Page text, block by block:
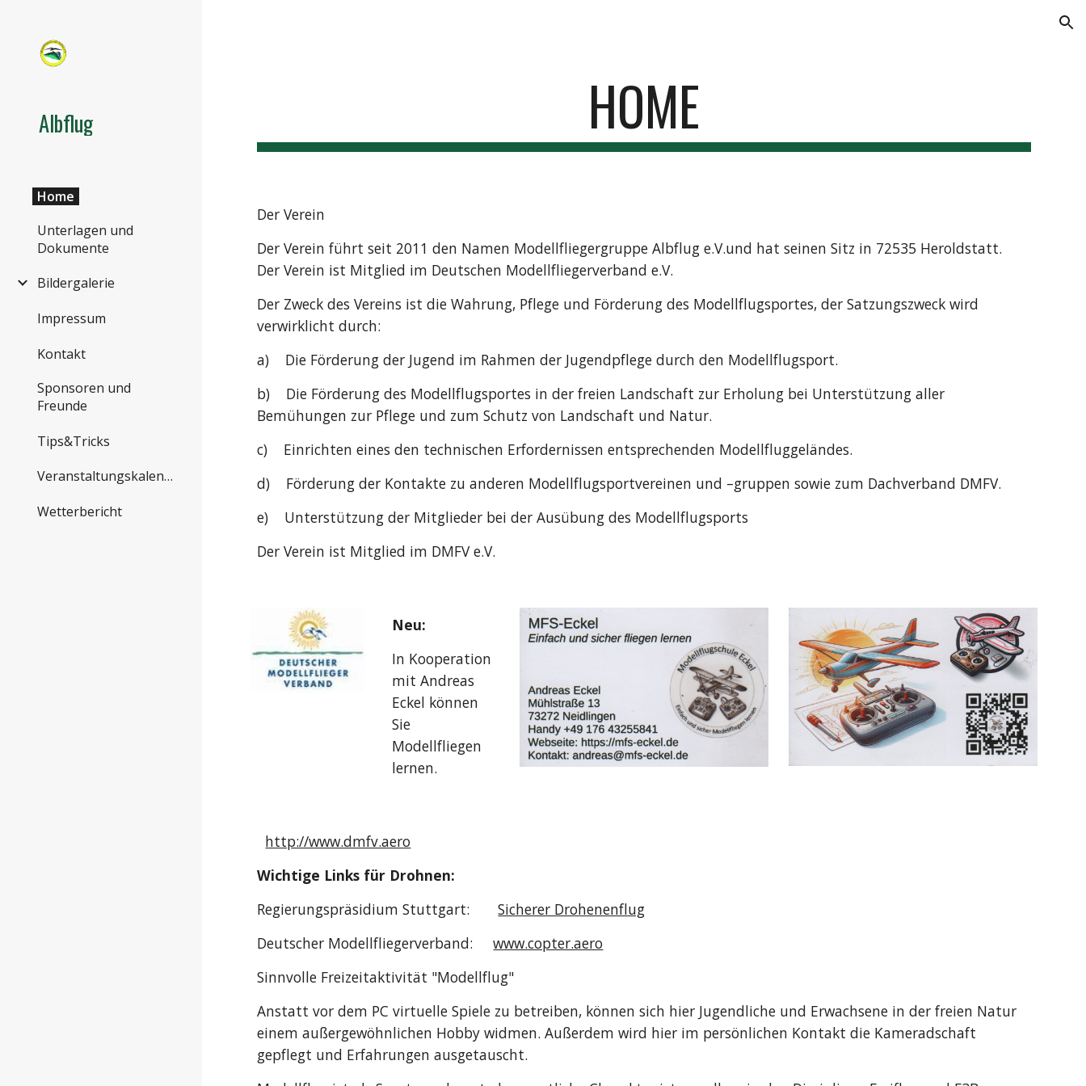
Albflug
Home
Unterlagen und
Dokumente
Bildergalerie
Impressum
Kontakt
Sponsoren und
Freunde
Tips&Tricks
Veranstaltungskalender
Wetterbericht
HOME
Der Verein
Der Verein führt seit 2011 den Namen Modellfliegergruppe Albflug e.V.und hat seinen Sitz in 72535 Heroldstatt.
Der Verein ist Mitglied im Deutschen Modellfliegerverband e.V.
Der Zweck des Vereins ist die Wahrung, Pflege und Förderung des Modellflugsportes, der Satzungszweck wird
verwirklicht durch:
a) Die Förderung der Jugend im Rahmen der Jugendpflege durch den Modellflugsport.
b) Die Förderung des Modellflugsportes in der freien Landschaft zur Erholung bei Unterstützung aller
Bemühungen zur Pflege und zum Schutz von Landschaft und Natur.
c) Einrichten eines den technischen Erfordernissen entsprechenden Modellfluggeländes.
d) Förderung der Kontakte zu anderen Modellflugsportvereinen und –gruppen sowie zum Dachverband DMFV.
e) Unterstützung der Mitglieder bei der Ausübung des Modellflugsports
Der Verein ist Mitglied im DMFV e.V.
Neu:
In Kooperation
mit Andreas
Eckel können
Sie
Modellfliegen
lernen.
http://www.dmfv.aero
Wichtige Links für Drohnen:
Regierungspräsidium Stuttgart:Sicherer Drohenenflug
Deutscher Modellfliegerverband:www.copter.aero
Sinnvolle Freizeitaktivität "Modellflug"
Anstatt vor dem PC virtuelle Spiele zu betreiben, können sich hier Jugendliche und Erwachsene in der freien Natur
einem außergewöhnlichen Hobby widmen. Außerdem wird hier im persönlichen Kontakt die Kameradschaft
gepflegt und Erfahrungen ausgetauscht.